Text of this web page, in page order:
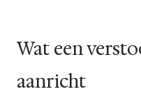
Wat een
aanricht